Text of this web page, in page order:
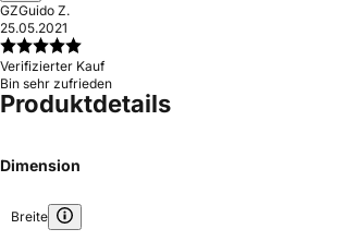
GZGuido Z.
25.05.2021
Verifizierter Kauf
Bin sehr zufrieden
Produktdetails
Dimension
Breite